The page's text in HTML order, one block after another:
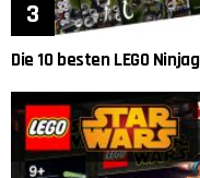
Die 10 besten LEGO